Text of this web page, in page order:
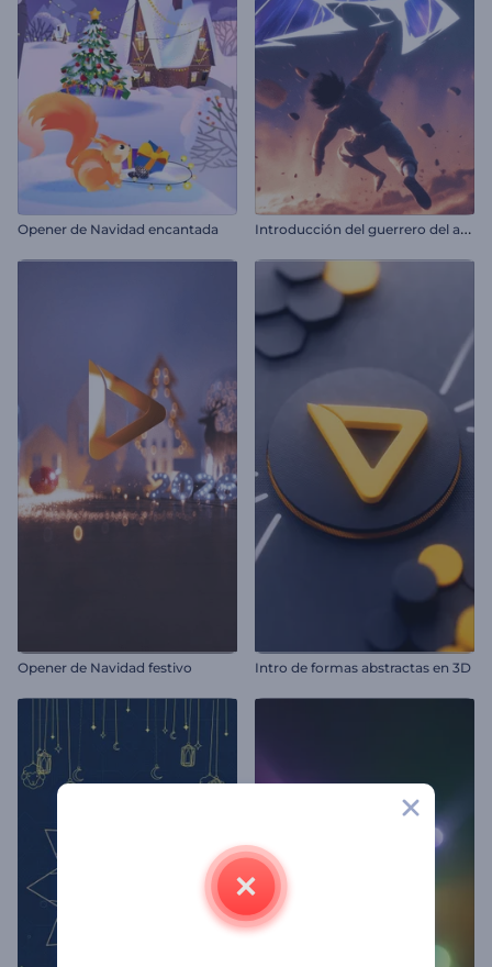
Opener de Navidad encantada I
ntroducción del guerrero del anime
Opener de Navidad festivo Intro de formas abstractas en 3D